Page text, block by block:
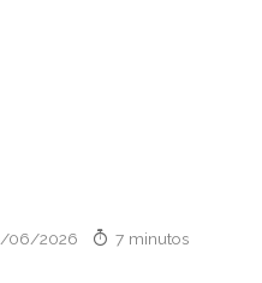
06/2026
7 minutos